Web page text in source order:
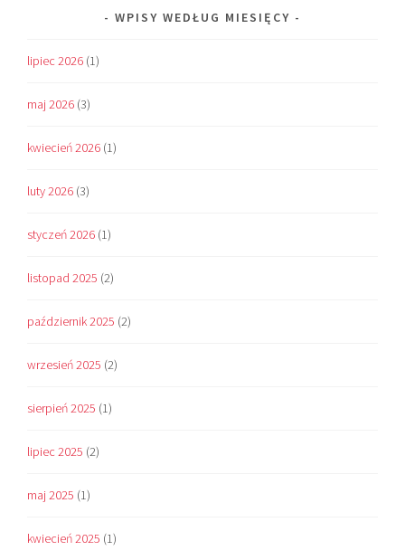
WPISY WEDŁUG MIESIĘCY
lipiec 2026 (1)
maj 2026 (3)
kwiecień 2026 (1)
luty 2026 (3)
styczeń 2026 (1)
listopad 2025 (2)
październik 2025 (2)
wrzesień 2025 (2)
sierpień 2025 (1)
lipiec 2025 (2)
maj 2025 (1)
kwiecień 2025 (1)